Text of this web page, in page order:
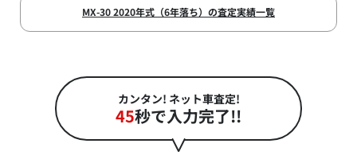
MX-30 2020年式（6年落ち）の査定実績一覧
カンタン! ネット車査定!
45秒で入力完了!!